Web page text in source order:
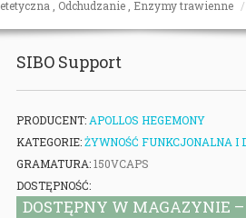
Odchudzanie Enzymy trawienne
SIBO Support
PRODUCENT: APOLLOS HEGEMONY
KATEGORIE:ŻYWNOŚĆ FUNKCJONALNA I
GRAMATURA:150VCAPS
DOSTĘPNOŚĆ:
DOSTĘPNY W MAGAZYNIE